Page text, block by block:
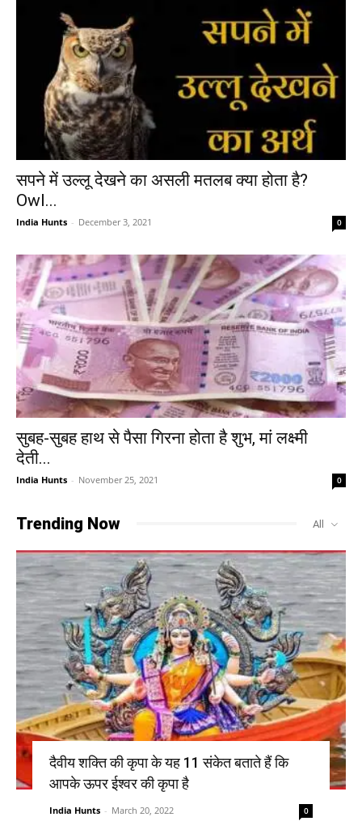
सपने में उल्लू देखने का असली मतलब क्या होता है?
Owl...
India Hunts - December 3, 2021 0
सुबह-सुबह हाथ से पैसा गिरना होता है शुभ, मां लक्ष्मी
देती...
India Hunts - November 25, 2021 0
Trending Now All
दैवीय शक्ति की कृपा के यह 11 संकेत बताते हैं कि
आपके ऊपर ईश्वर की कृपा है
India Hunts - March 20, 2022 0